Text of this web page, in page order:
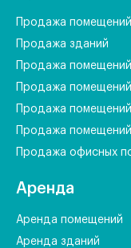
Продажа помещений
Продажа зданий
Продажа
Продажа
Продажа
Продажа
Продажа офисных
Аренда
Аренда помещений
Аренда зданий